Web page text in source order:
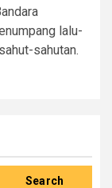
lalu-
sahutan.
Search